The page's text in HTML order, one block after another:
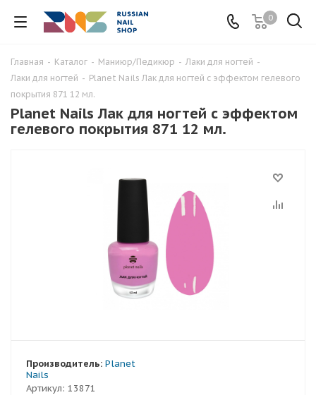
0
Главная - Каталог - Маниюр/Педикюр - Лаки для ногтей -
Лаки для ногтей - Planet Nails Лак для ногтей с эффектом гелевого
покрытия 871 12 мл.
Planet Nails Лак для ногтей с эффектом
гелевого покрытия 871 12 мл.
Артикул: 13871
Производитель: Planet
Nails